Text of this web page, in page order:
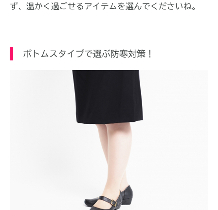
ず、温かく過ごせるアイテムを選んでくださいね。
ボトムスタイプで選ぶ防寒対策！